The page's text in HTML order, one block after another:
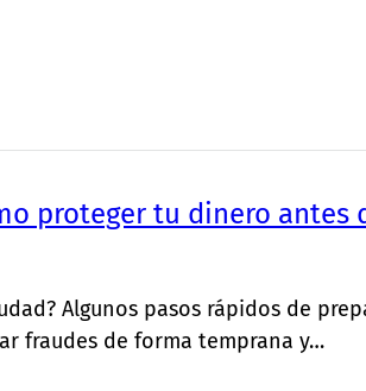
proteger tu dinero antes
Algunos pasos rápidos de
fraudes de forma temprana y…